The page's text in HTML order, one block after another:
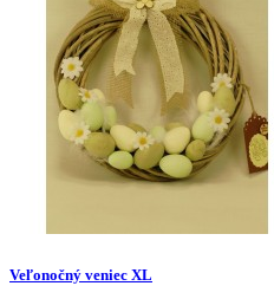
Veľonočný veniec XL